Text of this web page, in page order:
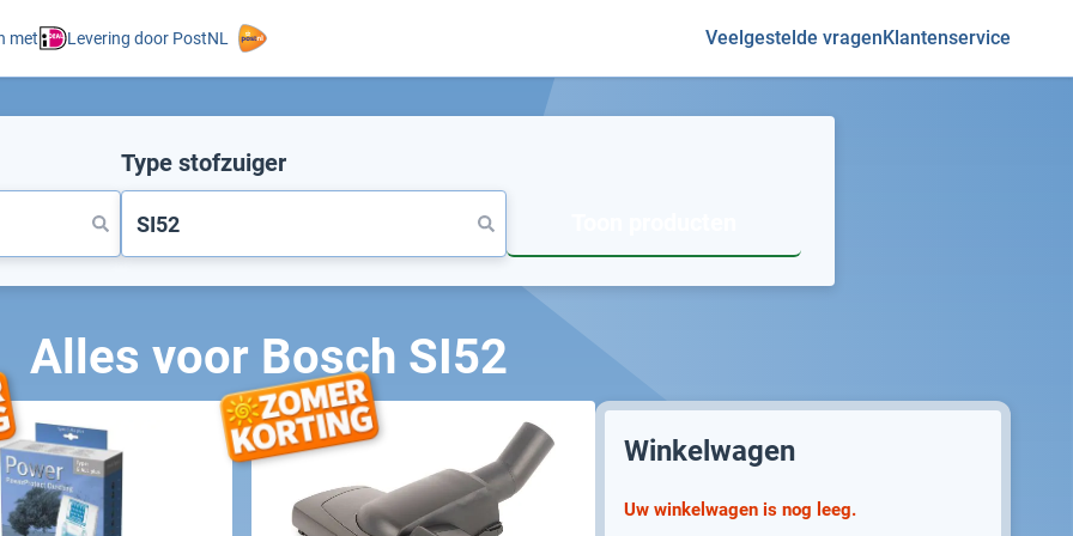
met Levering door PostNL Veelgestelde vragenKlantenservice
Type stofzuiger
Alles voor Bosch SI52
Winkelwagen
Uw winkelwagen is nog leeg.